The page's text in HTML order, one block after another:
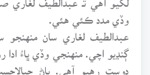
وڏي مدد ڪئي هئي.
عبدالطيف لغاري سان منهنجو
ڳنڍيو اچي. منهنجي وڏي ڀاءُ ادا